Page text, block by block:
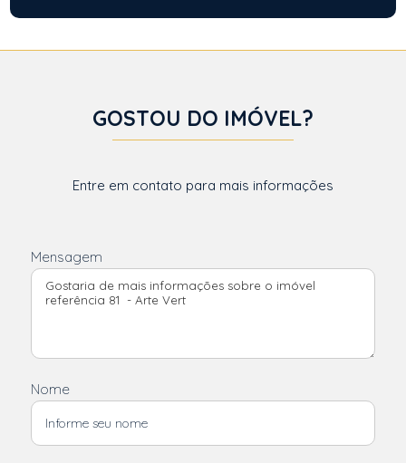
GOSTOU DO IMÓVEL?
Entre em contato para mais informações
Mensagem
Nome